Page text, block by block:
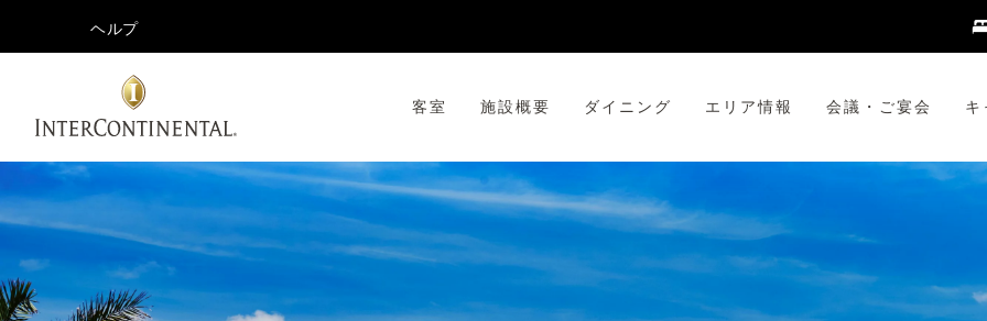
ヘルプ
客室 施設概要 ダイニング エリア情報 会議・ご宴会 キ